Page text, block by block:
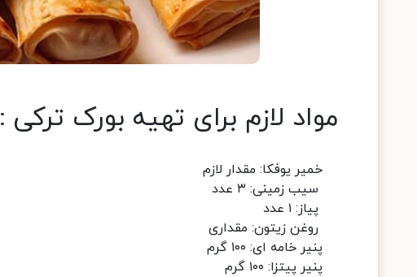
مواد لازم برای تهیه بورک ترکی :
خمیر یوفکا: مقدار لازم
سیب زمینی: ۳ عدد
پیاز: ۱ عدد
روغن زیتون: مقداری
پنیر خامه ای: ۱۰۰ گرم
پنیر پیتزا: ۱۰۰ گرم